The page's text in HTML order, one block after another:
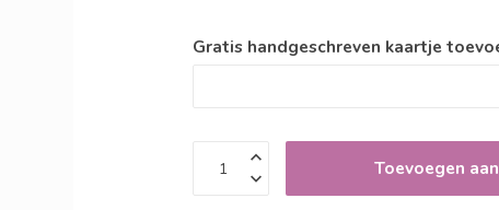
Gratis handgeschreven kaartje
Toevoegen